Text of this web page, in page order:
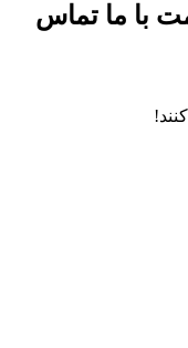
با ما تماس